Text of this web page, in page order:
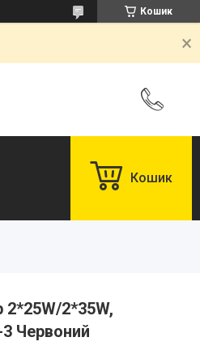
Кошик
Кошик
2*25W/2*35W,
Червоний